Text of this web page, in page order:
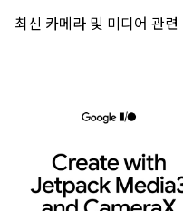
최신 카메라 및 미디어 관